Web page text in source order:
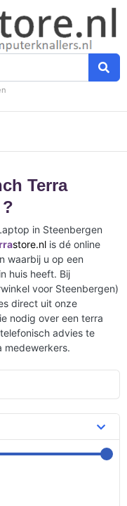
Terra
in Steenbergen
store.nl is dé online
waarbij u op een
huis heeft. Bij
voor Steenbergen)
direct uit onze
nodig over een terra
advies te
medewerkers.